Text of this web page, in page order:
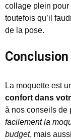
collage plein pour
toutefois qu’il
de la pose.
Conclusion
La moquette est
confort dans
à nos conseils de
facilement la
budget, mais